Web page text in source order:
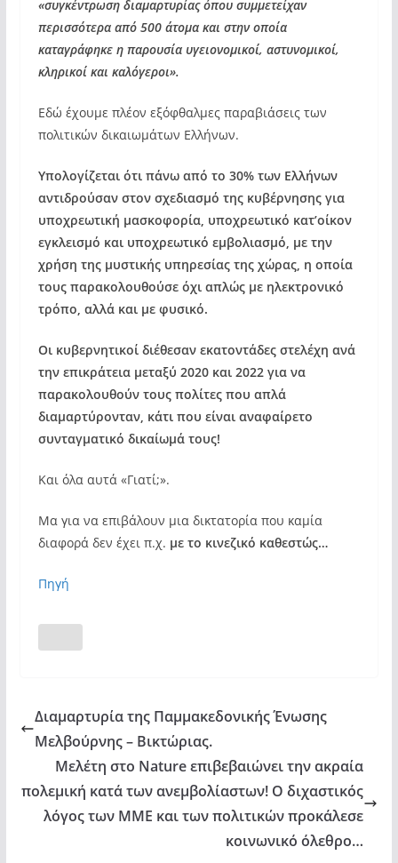
«συγκέντρωση διαμαρτυρίας όπου συμμετείχαν
περισσότερα από 500 άτομα και στην οποία
καταγράφηκε η παρουσία υγειονομικοί, αστυνομικοί,
κληρικοί και καλόγεροι».
Εδώ έχουμε πλέον εξόφθαλμες παραβιάσεις των
πολιτικών δικαιωμάτων Ελλήνων.
Υπολογίζεται ότι πάνω από το 30% των Ελλήνων
αντιδρούσαν στον σχεδιασμό της κυβέρνησης για
υποχρεωτική μασκοφορία, υποχρεωτικό κατ’οίκον
εγκλεισμό και υποχρεωτικό εμβολιασμό, με την
χρήση της μυστικής υπηρεσίας της χώρας, η οποία
τους παρακολουθούσε όχι απλώς με ηλεκτρονικό
τρόπο, αλλά και με φυσικό.
Οι κυβερνητικοί διέθεσαν εκατοντάδες στελέχη ανά
την επικράτεια μεταξύ 2020 και 2022 για να
παρακολουθούν τους πολίτες που απλά
διαμαρτύρονταν, κάτι που είναι αναφαίρετο
συνταγματικό δικαίωμά τους!
Και όλα αυτά «Γιατί;».
Μα για να επιβάλουν μια δικτατορία που καμία
διαφορά δεν έχει π.χ. με το κινεζικό καθεστώς…
Πηγή
Διαμαρτυρία της Παμμακεδονικής Ένωσης
Μελβούρνης – Βικτώριας.
Μελέτη στο Nature επιβεβαιώνει την ακραία
πολεμική κατά των ανεμβολίαστων! Ο διχαστικός
λόγος των ΜΜΕ και των πολιτικών προκάλεσε
κοινωνικό όλεθρο…